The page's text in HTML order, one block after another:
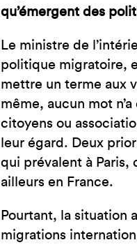
qu’émergent des
Le ministre de
politique migratoire,
mettre un terme aux
même, aucun mot
citoyens ou
leur égard. Deux
qui prévalent à Paris,
ailleurs en France.
Pourtant, la situation
migrations